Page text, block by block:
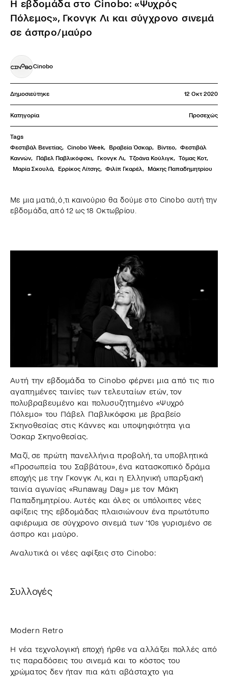
Η εβδομάδα στο Cinobo: «Ψυχρός
Πόλεμος», Γκονγκ Λι και σύγχρονο σινεμά
σε άσπρο/μαύρο
Cinobo
Δημοσιεύτηκε 12 Οκτ 2020
Κατηγορία Προσεχώς
Tags
Φεστιβάλ Βενετίας, Cinobo Week, Βραβεία Όσκαρ, Βίντεο, Φεστιβάλ
Καννών, Πάβελ Παβλικόφσκι, Γκονγκ Λι, Τζοάνα Κούλιγκ, Τόμας Κοτ,
Μαρία Σκουλά, Ερρίκος Λίτσης, Φιλίπ Γκαρέλ, Μάκης Παπαδημητρίου
Με μια ματιά, ό,τι καινούριο θα δούμε στο Cinobo αυτή την
εβδομάδα, από 12 ως 18 Οκτωβρίου.
Αυτή την εβδομάδα το Cinobo φέρνει μια από τις πιο
αγαπημένες ταινίες των τελευταίων ετών, τον
πολυβραβευμένο και πολυσυζητημένο «Ψυχρό
Πόλεμο» του Πάβελ Παβλικόφσκι με βραβείο
Σκηνοθεσίας στις Κάννες και υποψηφιότητα για
Όσκαρ Σκηνοθεσίας.
Μαζί, σε πρώτη πανελλήνια προβολή, τα υποβλητικά
«Προσωπεία του Σαββάτου», ένα κατασκοπικό δράμα
εποχής με την Γκονγκ Λι, και η Ελληνική υπαρξιακή
ταινία αγωνίας «Runaway Day» με τον Μάκη
Παπαδημητρίου. Αυτές και όλες οι υπόλοιπες νέες
αφίξεις της εβδομάδας πλαισιώνουν ένα πρωτότυπο
αφιέρωμα σε σύγχρονο σινεμά των ‘10s γυρισμένο σε
άσπρο και μαύρο.
Αναλυτικά οι νέες αφίξεις στο Cinobo:
Συλλογές
Modern Retro
Η νέα τεχνολογική εποχή ήρθε να αλλάξει πολλές από
τις παραδόσεις του σινεμά και το κόστος του
χρώματος δεν ήταν πια κάτι αβάσταχτο για